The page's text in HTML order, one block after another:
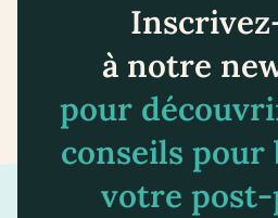
à notre
pour
conseils pour
votre